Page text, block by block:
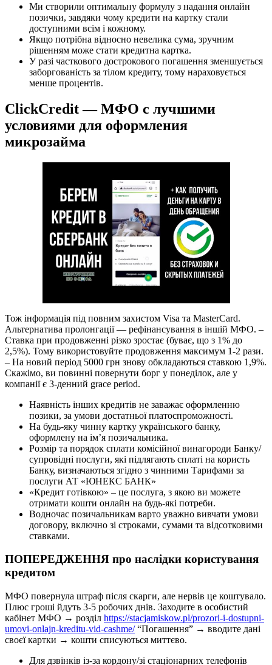
Ми створили оптимальну формулу з надання онлайн
позички, завдяки чому кредити на картку стали
доступними всім і кожному.
Якщо потрібна відносно невелика сума, зручним
рішенням може стати кредитна картка.
У разі часткового дострокового погашення зменшується
заборгованість за тілом кредиту, тому нараховується
менше процентів.
ClickCredit — МФО с лучшими
условиями для оформления
микрозайма
Тож інформація під повним захистом Visa та MasterCard.
Альтернатива пролонгації — рефінансування в іншій МФО. –
Ставка при продовженні різко зростає (буває, що з 1% до
2,5%). Тому використовуйте продовження максимум 1-2 рази.
– На новий період 5000 грн знову обкладаються ставкою 1,9%.
Скажімо, ви повинні повернути борг у понеділок, але у
компанії є 3-денний grace period.
Наявність інших кредитів не заважає оформленню
позики, за умови достатньої платоспроможності.
На будь-яку чинну картку українського банку,
оформлену на ім’я позичальника.
Розмір та порядок сплати комісійної винагороди Банку/
супровідні послуги, які підлягають сплаті на користь
Банку, визначаються згідно з чинними Тарифами за
послуги АТ «ЮНЕКС БАНК»
«Кредит готівкою» – це послуга, з якою ви можете
отримати кошти онлайн на будь-які потреби.
Водночас позичальникам варто уважно вивчати умови
договору, включно зі строками, сумами та відсотковими
ставками.
ПОПЕРЕДЖЕННЯ про наслідки користування
кредитом
МФО повернула штраф після скарги, але нервів це коштувало.
Плюс гроші йдуть 3-5 робочих днів. Заходите в особистий
кабінет МФО → розділ https://stacjamiskow.pl/prozori-i-dostupni-
umovi-onlajn-kreditu-vid-cashme/“Погашення” → вводите дані
своєї картки → кошти списуються миттєво.
Для дзвінків із-за кордону/зі стаціонарних телефонів